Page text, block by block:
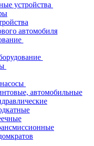
устройства
автомобиля
автомобильные